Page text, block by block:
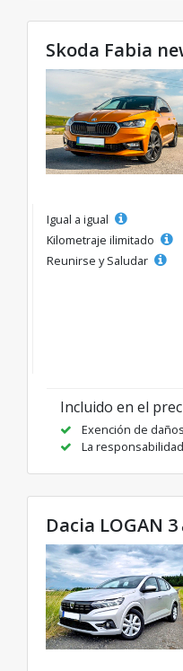
Skoda Fabia
Igual a igual
Kilometraje ilimitado
Reunirse y Saludar
Incluido en el
Exención de
La
Dacia LOGAN 3